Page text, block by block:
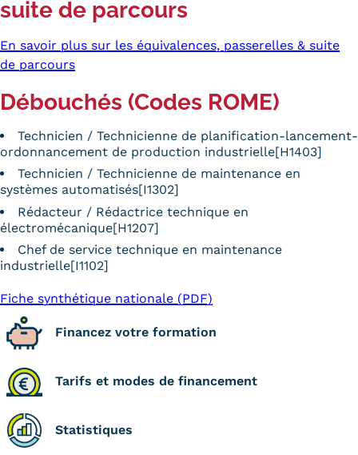
suite de parcours
En savoir plus sur les équivalences, passerelles & suite
de parcours
Débouchés (Codes ROME)
Technicien / Technicienne de planification-lancement-
ordonnancement de production industrielle[H1403]
Technicien / Technicienne de maintenance en
systèmes automatisés[I1302]
Rédacteur / Rédactrice technique en
électromécanique[H1207]
Chef de service technique en maintenance
industrielle[I1102]
Fiche synthétique nationale (PDF)
Financez votre formation
Tarifs et modes de financement
Statistiques